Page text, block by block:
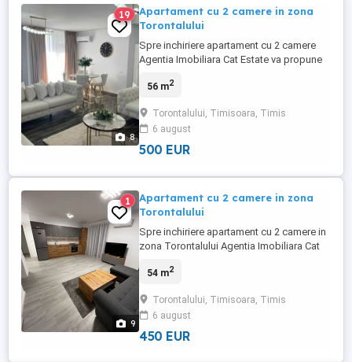
8
19
Apartament cu 2 camere in zona
Torontalului
Spre inchiriere apartament cu 2 camere
Agentia Imobiliara Cat Estate va propune
complet mobilat si utilat, amenajat
space cu bucataria, -dormitor, -baie -
balcon -loc de parcare Pentru alte detalii
nu ezitati sa ma contactati. Pretul ...
56 m2
Torontalului, Timisoara, Timis
6 august
500 EUR
9
1
Apartament cu 2 camere in zona
Torontalului
Spre inchiriere apartament cu 2 camere in
zona Torontalului Agentia Imobiliara Cat
apartament cu 2 camere, complet mobilat
din: -living open space cu bucataria, -
dormitor, -baie -terasa -loc de parcare
Pentru alte detalii nu ...
54 m2
Torontalului, Timisoara, Timis
6 august
450 EUR